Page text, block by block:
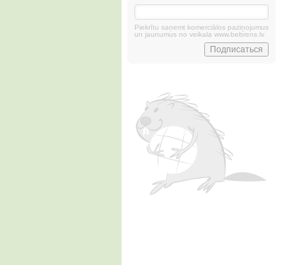
Piekrītu saņemt komerciālos paziņojumus
un jaunumus no veikala www.bebrens.lv